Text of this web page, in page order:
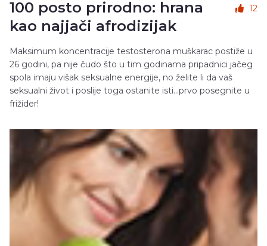
100 posto prirodno: hrana
kao najjači afrodizijak
12
Maksimum koncentracije testosterona muškarac postiže u
26 godini, pa nije čudo što u tim godinama pripadnici jačeg
spola imaju višak seksualne energije, no želite li da vaš
seksualni život i poslije toga ostanite isti...prvo posegnite u
frižider!